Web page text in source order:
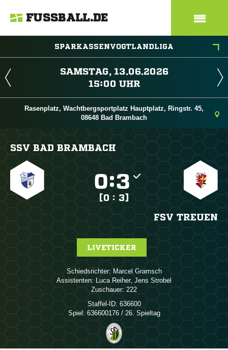
FUSSBALL.DE
SPARKASSENVOGTLANDLIGA
 
 
Rasenplatz, Wachtbergsportplatz Hauptplatz, Ringstr. 45,
08648 Bad Brambach
SSV BAD BRAMBACH
:
[0 : 3]
FSV TREUEN
LIVETICKER
Schiedsrichter:  
Assistenten:  ,  
Zuschauer: 222
Staffel-ID: 636600
Spiel: 636600176 / 26. Spieltag